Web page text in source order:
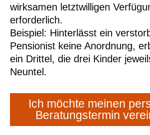
wirksamen letztwilligen
erforderlich.
Beispiel: Hinterlässt ein
Pensionist keine Anordnung,
ein Drittel, die drei Kinder
Neuntel.
Ich möchte meinen
Beratungstermin